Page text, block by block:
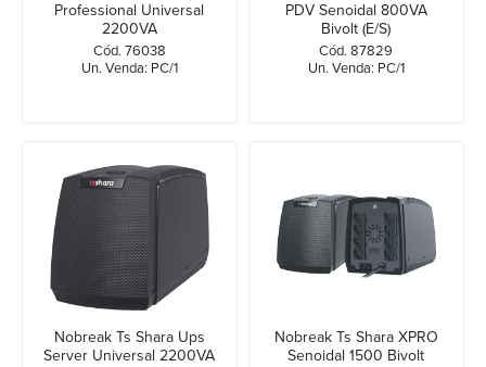
Professional Universal
2200VA
Cód. 76038
Un. Venda: PC/1
PDV Senoidal 800VA
Bivolt (E/S)
Cód. 87829
Un. Venda: PC/1
Nobreak Ts Shara Ups
Server Universal 2200VA
Nobreak Ts Shara XPRO
Senoidal 1500 Bivolt